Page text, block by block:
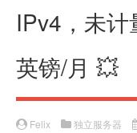
IPv4，未
英镑/月 💥
Felix 独立服务器